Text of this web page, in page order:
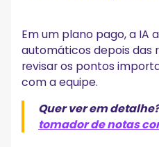
Em um plano pago, a IA
automáticos depois das
revisar os pontos
com a equipe.
Quer ver em
tomador de notas